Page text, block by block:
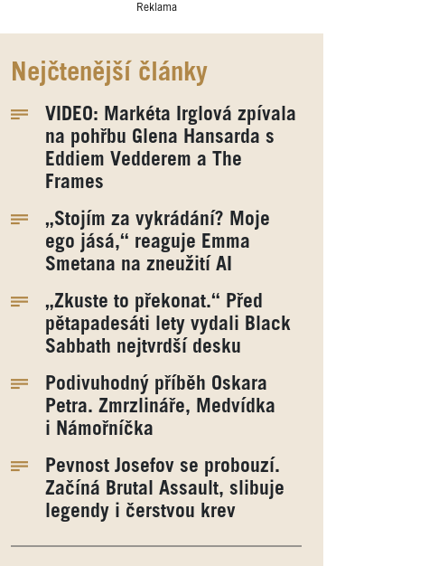
Reklama
Nejčtenější články
VIDEO: Markéta Irglová zpívala
na pohřbu Glena Hansarda s
Eddiem Vedderem a The
Frames
„Stojím za vykrádání? Moje
ego jásá,“ reaguje Emma
Smetana na zneužití AI
„Zkuste to překonat.“ Před
pětapadesáti lety vydali Black
Sabbath nejtvrdší desku
Podivuhodný příběh Oskara
Petra. Zmrzlináře, Medvídka
i Námořníčka
Pevnost Josefov se probouzí.
Začíná Brutal Assault, slibuje
legendy i čerstvou krev